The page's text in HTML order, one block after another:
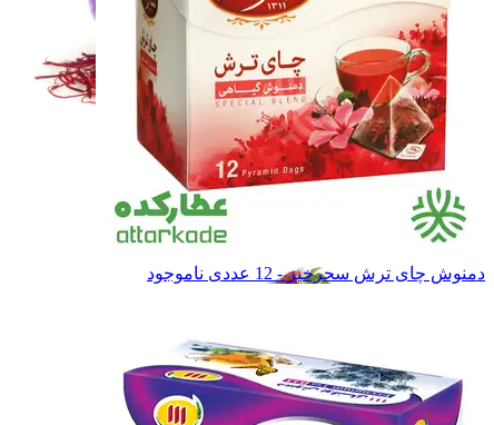
زعفران و خشکبار زعفران و خشکبار
حبوبات
همه دسته بندی های حبوبات و غلات
دمنوش چای ترش سحرخیز - 12 عددی ناموجود